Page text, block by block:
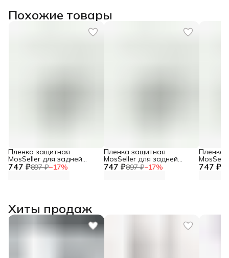
Похожие товары
747 ₽897 ₽−17%
Пленка защитная
MosSeller для задней
панели для Realme Neo 7 747 ₽897 ₽−17%
Пленка защитная
MosSeller для задней
панели для Realme GT 7T 747 ₽
Пленка
панели
Хиты продаж